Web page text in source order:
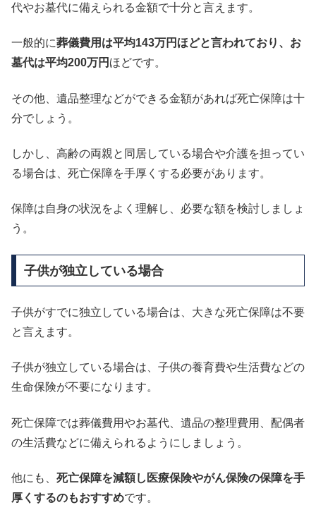
代やお墓代に備えられる金額で十分と言えます。
一般的に葬儀費用は平均143万円ほどと言われており、お
墓代は平均200万円 ほどです。
その他、遺品整理などができる金額があれば死亡保障は十
分でしょう。
しかし、高齢の両親と同居している場合や介護を担ってい
る場合は、死亡保障を手厚くする必要があります。
保障は自身の状況をよく理解し、必要な額を検討しましょ
う。
子供が独立している場合
子供がすでに独立している場合は、大きな死亡保障は不要
と言えます。
子供が独立している場合は、子供の養育費や生活費などの
生命保険が不要になります。
死亡保障では葬儀費用やお墓代、遺品の整理費用、配偶者
の生活費などに備えられるようにしましょう。
他にも、 死亡保障を減額し医療保険やがん保険の保障を手
厚くするのもおすすめです。